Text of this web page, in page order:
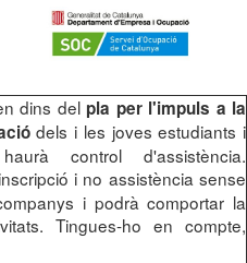
dins del pla per l'impuls a la
dels i les joves estudiants i
control d'assistència.
i no assistència sense
i podrà comportar la
Tingues-ho en compte,